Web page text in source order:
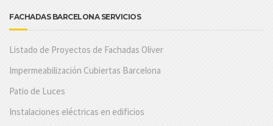
FACHADAS BARCELONA SERVICIOS
Listado de Proyectos de Fachadas Oliver
Impermeabilización Cubiertas Barcelona
Patio de Luces
Instalaciones eléctricas en edificios